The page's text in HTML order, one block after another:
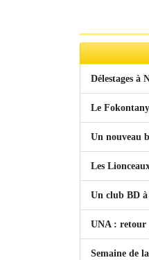
Délestages à
Le
Un nouveau
Les
Un club BD
UNA : retour
Semaine de